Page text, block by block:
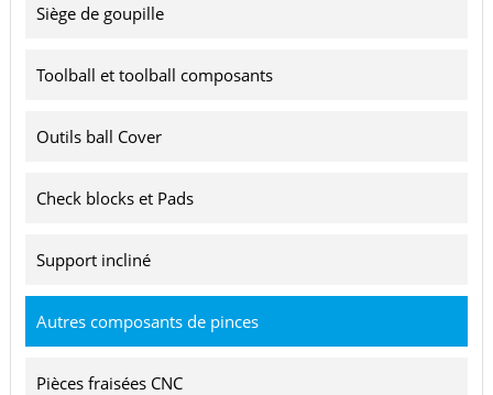
Siège de goupille
Toolball et toolball composants
Outils ball Cover
Check blocks et Pads
Support incliné
Autres composants de pinces
Pièces fraisées CNC